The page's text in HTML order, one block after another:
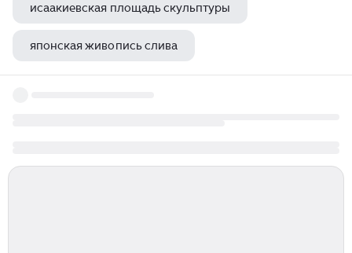
исаакиевская площадь скульптуры
японская живопись слива